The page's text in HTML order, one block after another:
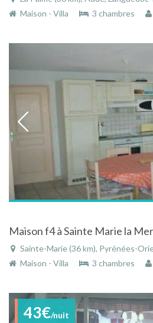
Maison - Villa
3 chambres
Sainte-Marie (36 km), Pyrénées-Orientales,
Maison - Villa
3 chambres
43€/nuit